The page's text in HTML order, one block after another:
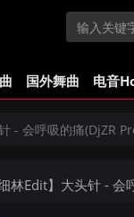
国外舞曲 电音
- 会呼吸的痛(DjZR
林Edit】大头针 -